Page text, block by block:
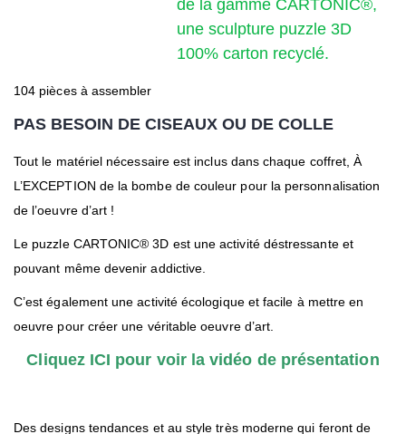
de la gamme CARTONIC®,
une sculpture puzzle 3D
100% carton recyclé.
104 pièces à assembler
PAS BESOIN DE CISEAUX OU DE COLLE
Tout le matériel nécessaire est inclus dans chaque coffret, À
L’EXCEPTION de la bombe de couleur pour la personnalisation
de l’oeuvre d’art !
Le puzzle CARTONIC® 3D est une activité déstressante et
pouvant même devenir addictive.
C’est également une activité écologique et facile à mettre en
oeuvre pour créer une véritable oeuvre d’art.
Cliquez ICI pour voir la vidéo de présentation
Des designs tendances et au style très moderne qui feront de